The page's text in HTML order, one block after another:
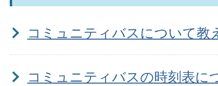
コミュニティバスについて教
コミュニティバスの時刻表に